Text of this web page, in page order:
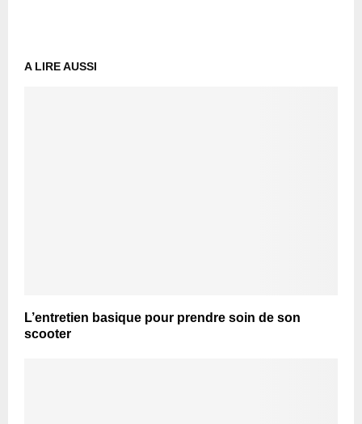
A LIRE AUSSI
L’entretien basique pour prendre soin de son
scooter